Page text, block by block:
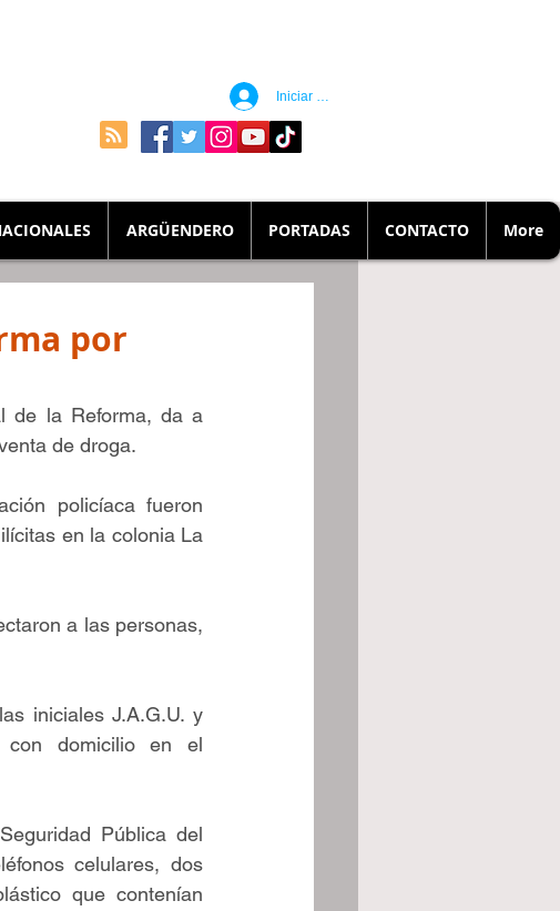
Iniciar sesión
ARGÜENDERO PORTADAS CONTACTO More
por
de la Reforma, da a
de droga.
policíaca fueron
en la colonia La
a las personas,
iniciales J.A.G.U. y
con domicilio en el
Pública del
celulares, dos
que contenían